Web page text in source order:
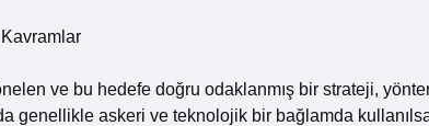
ve bu hedefe doğru odaklanmış bir strateji,
genellikle askeri ve teknolojik bir bağlamda